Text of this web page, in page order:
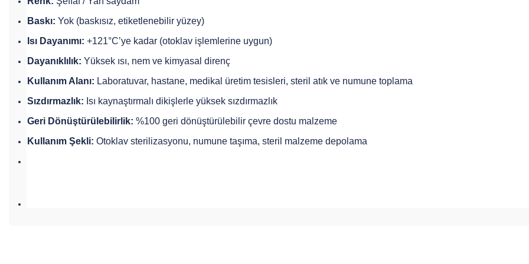
Baskı: Yok (baskısız, etiketlenebilir yüzey)
Isı Dayanımı: +121°C’ye kadar (otoklav işlemlerine uygun)
Dayanıklılık: Yüksek ısı, nem ve kimyasal direnç
Kullanım Alanı: Laboratuvar, hastane, medikal üretim tesisleri, steril atık ve numune toplama
Sızdırmazlık: Isı kaynaştırmalı dikişlerle yüksek sızdırmazlık
Geri Dönüştürülebilirlik: %100 geri dönüştürülebilir çevre dostu malzeme
Kullanım Şekli: Otoklav sterilizasyonu, numune taşıma, steril malzeme depolama